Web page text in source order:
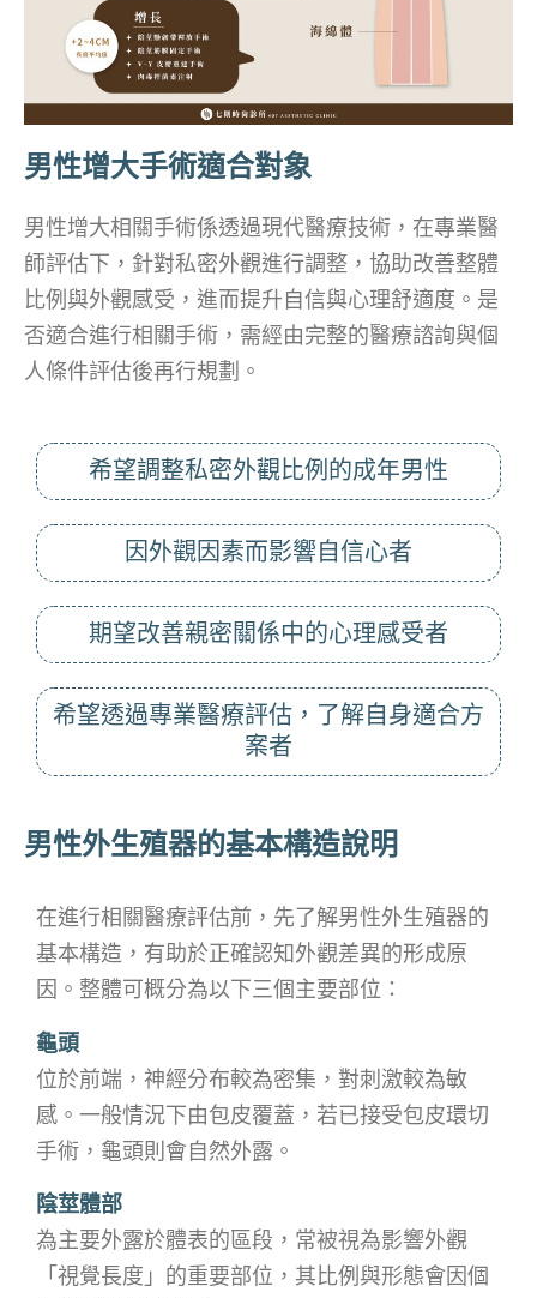
男性增大手術適合對象
男性增大相關手術係透過現代醫療技術，在專業醫
師評估下，針對私密外觀進行調整，協助改善整體
比例與外觀感受，進而提升自信與心理舒適度。是
否適合進行相關手術，需經由完整的醫療諮詢與個
人條件評估後再行規劃。
希望調整私密外觀比例的成年男性
因外觀因素而影響自信心者
期望改善親密關係中的心理感受者
希望透過專業醫療評估，了解自身適合方
案者
男性外生殖器的基本構造說明
在進行相關醫療評估前，先了解男性外生殖器的
基本構造，有助於正確認知外觀差異的形成原
因。整體可概分為以下三個主要部位：
龜頭
位於前端，神經分布較為密集，對刺激較為敏
感。一般情況下由包皮覆蓋，若已接受包皮環切
手術，龜頭則會自然外露。
陰莖體部
為主要外露於體表的區段，常被視為影響外觀
「視覺長度」的重要部位，其比例與形態會因個